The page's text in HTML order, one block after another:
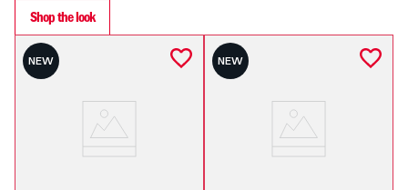
Shop the look
NEW NEW